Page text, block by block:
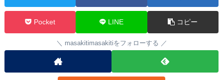
Pocket LINE コピー
masakitimasakitiをフォローする